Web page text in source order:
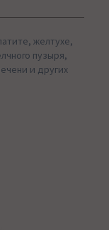
желтухе,
пузыря,
и других